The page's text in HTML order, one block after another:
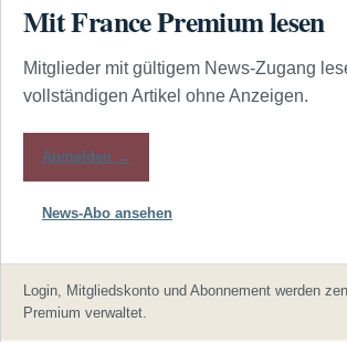
Mit France Premium lesen
Mitglieder mit gültigem News-Zugang
vollständigen Artikel ohne Anzeigen.
Anmelden →
News-Abo ansehen
Login, Mitgliedskonto und Abonnement werden
Premium verwaltet.